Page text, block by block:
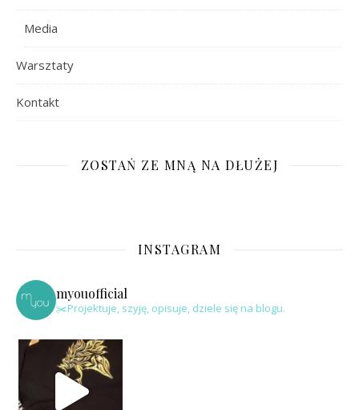
Media
Warsztaty
Kontakt
ZOSTAŃ ZE MNĄ NA DŁUŻEJ
INSTAGRAM
myouofficial
✂️Projektuje, szyję, opisuje, dziele się na blogu.